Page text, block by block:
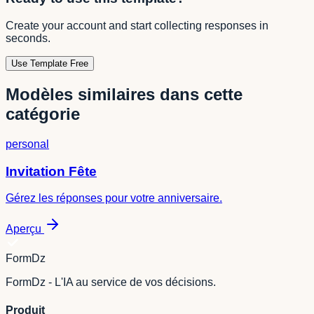
Create your account and start collecting responses in
seconds.
Use Template Free
Modèles similaires dans cette
catégorie
personal
Invitation Fête
Gérez les réponses pour votre anniversaire.
Aperçu
FormDz
FormDz - L'IA au service de vos décisions.
Produit